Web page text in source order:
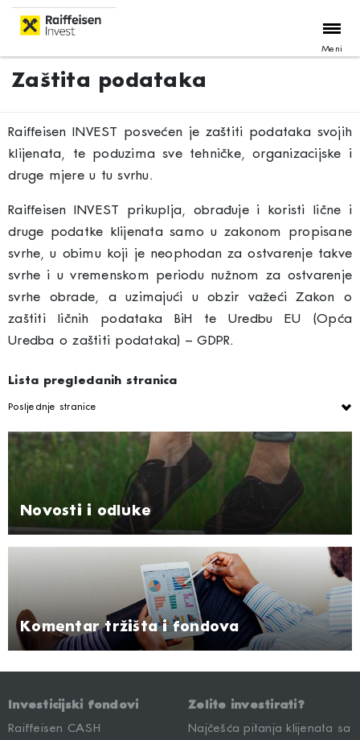
Meni
Zaštita podataka
Raiffeisen INVEST posvećen je zaštiti podataka svojih
klijenata, te poduzima sve tehničke, organizacijske i
druge mjere u tu svrhu.
Raiffeisen INVEST prikuplja, obrađuje i koristi lične i
druge podatke klijenata samo u zakonom propisane
svrhe, u obimu koji je neophodan za ostvarenje takve
svrhe i u vremenskom periodu nužnom za ostvarenje
svrhe obrade, a uzimajući u obzir važeći Zakon o
zaštiti ličnih podataka BiH te Uredbu EU (Opća
Uredba o zaštiti podataka) – GDPR.
Lista pregledanih stranica
Posljednje stranice
Novosti i odluke
Komentar tržišta i fondova
Investicijski fondovi
Raiffeisen CASH
Želite investirati?
Najčešća pitanja klijenata sa